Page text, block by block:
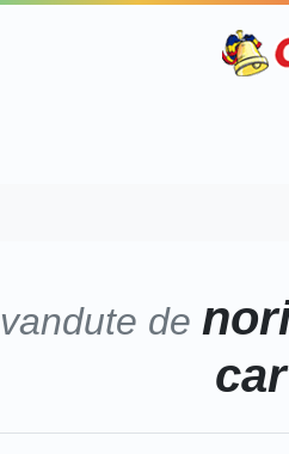
vandute de